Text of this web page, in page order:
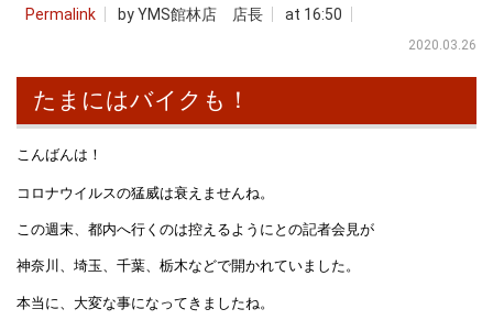
Permalink by YMS館林店 店長 at 16:50
2020.03.26
たまにはバイクも！
こんばんは！
コロナウイルスの猛威は衰えませんね。
この週末、都内へ行くのは控えるようにとの記者会見が
神奈川、埼玉、千葉、栃木などで開かれていました。
本当に、大変な事になってきましたね。